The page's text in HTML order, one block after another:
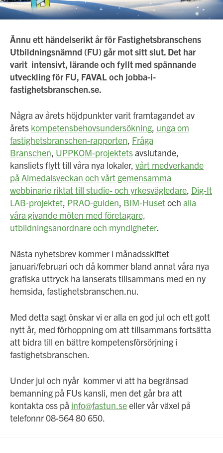
Ännu ett händelserikt år för Fastighetsbranschens
Utbildningsnämnd (FU) går mot sitt slut. Det har
varit intensivt, lärande och fyllt med spännande
utveckling för FU, FAVAL och jobba-i-
fastighetsbranschen.se.
Några av årets höjdpunkter varit framtagandet av
årets kompetensbehovsundersökning, unga om
fastighetsbranschen-rapporten, Fråga
Branschen, UPPKOM-projektetsavslutande,
kansliets flytt till våra nya lokaler, vårt medverkande
på Almedalsveckan och vårt gemensamma
webbinarie riktat till studie- och yrkesvägledare, Dig-It
LAB-projektet, PRAO-guiden, BIM-Husetoch alla
våra givande möten med företagare,
utbildningsanordnare och myndigheter.
Nästa nyhetsbrev kommer i månadsskiftet
januari/februari och då kommer bland annat våra nya
grafiska uttryck ha lanserats tillsammans med en ny
hemsida, fastighetsbranschen.nu.
Med detta sagt önskar vi er alla en god jul och ett gott
nytt år, med förhoppning om att tillsammans fortsätta
att bidra till en bättre kompetensförsörjning i
fastighetsbranschen.
Under jul och nyår kommer vi att ha begränsad
bemanning på FUs kansli, men det går bra att
kontakta oss på info@fastun.seeller vår växel på
telefonnr 08-564 80 650.